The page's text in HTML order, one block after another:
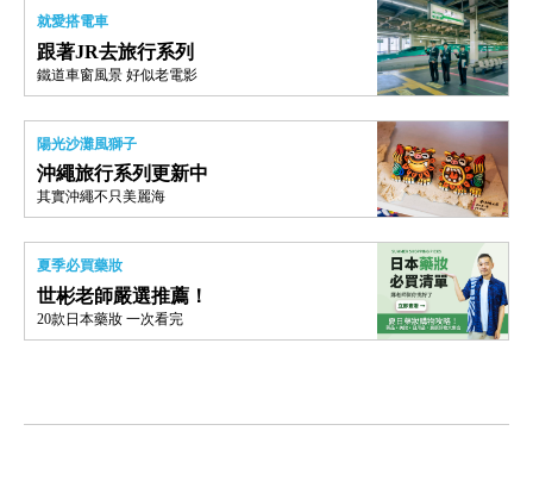
就愛搭電車
跟著JR去旅行系列
鐵道車窗風景 好似老電影
陽光沙灘風獅子
沖繩旅行系列更新中
其實沖繩不只美麗海
夏季必買藥妝
世彬老師嚴選推薦！
20款日本藥妝 一次看完